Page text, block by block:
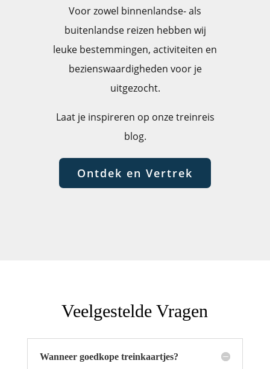
Voor zowel binnenlandse- als
buitenlandse reizen hebben wij
leuke bestemmingen, activiteiten en
bezienswaardigheden voor je
uitgezocht.
Laat je inspireren op onze treinreis
blog.
Ontdek en Vertrek
Veelgestelde Vragen
Wanneer goedkope treinkaartjes?